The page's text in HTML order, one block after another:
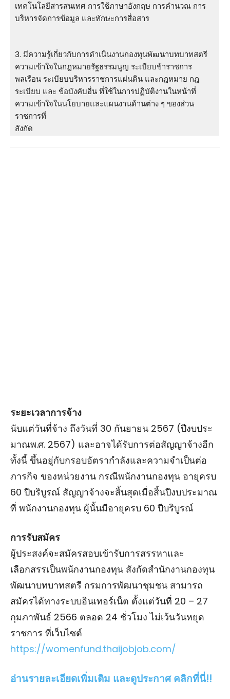
เทคโนโลยีสารสนเทศ การใช้ภาษาอังกฤษ การคํานวณ การ
บริหารจัดการข้อมูล และทักษะการสื่อสาร
3. มีความรู้เกี่ยวกับการดําเนินงานกองทุนพัฒนาบทบาทสตรี
ความเข้าใจในกฎหมายรัฐธรรมนูญ ระเบียบข้าราชการ
พลเรือน ระเบียบบริหารราชการแผ่นดิน และกฎหมาย กฎ
ระเบียบ และ ข้อบังคับอื่น ที่ใช้ในการปฏิบัติงานในหน้าที่
ความเข้าใจในนโยบายและแผนงานด้านต่าง ๆ ของส่วน
ราชการที่
สังกัด
ระยะเวลาการจ้าง
นับแต่วันที่จ้าง ถึงวันที่ 30 กันยายน 2567 (ปีงบประ
มาณพ.ศ. 2567) และอาจได้รับการต่อสัญญาจ้างอีก
ทั้งนี้ ขึ้นอยู่กับกรอบอัตรากําลังและความจําเป็นต่อ
ภารกิจ ของหน่วยงาน กรณีพนักงานกองทุน อายุครบ
60 ปีบริบูรณ์ สัญญาจ้างจะสิ้นสุดเมื่อสิ้นปีงบประมาณ
ที่ พนักงานกองทุน ผู้นั้นมีอายุครบ 60 ปีบริบูรณ์
การรับสมัคร
ผู้ประสงค์จะสมัครสอบเข้ารับการสรรหาและ
เลือกสรรเป็นพนักงานกองทุน สังกัดสํานักงานกองทุน
พัฒนาบทบาทสตรี กรมการพัฒนาชุมชน สามารถ
สมัครได้ทางระบบอินเทอร์เน็ต ตั้งแต่วันที่ 20 – 27
กุมภาพันธ์ 2566 ตลอด 24 ชั่วโมง ไม่เว้นวันหยุด
ราชการ ที่เว็บไซต์
https://womenfund.thaijobjob.com/
อ่านรายละเอียดเพิ่มเติม และดูประกาศ คลิกที่นี่!!